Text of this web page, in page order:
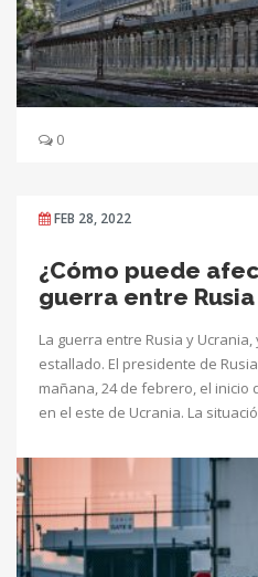
0
FEB 28, 2022
¿Cómo puede
guerra entre Rusia
La guerra entre Rusia y
estallado. El presidente de
mañana, 24 de febrero, el inicio
en el este de Ucrania. La